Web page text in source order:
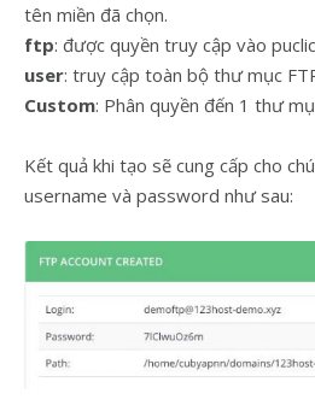
tên miền đã chọn.
ftp: được quyền truy cập vào
user: truy cập toàn bộ thư mục
Custom: Phân quyền đến 1 thư
Kết quả khi tạo sẽ cung cấp cho
username và password như sau: